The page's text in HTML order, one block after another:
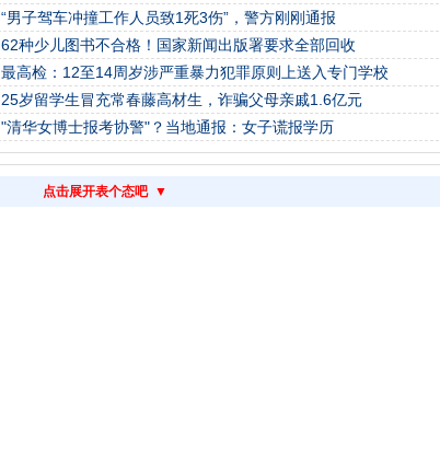
“男子驾车冲撞工作人员致1死3伤”，警方刚刚通报
62种少儿图书不合格！国家新闻出版署要求全部回收
最高检：12至14周岁涉严重暴力犯罪原则上送入专门学校
25岁留学生冒充常春藤高材生，诈骗父母亲戚1.6亿元
"清华女博士报考协警"？当地通报：女子谎报学历
点击展开表个态吧 ▼